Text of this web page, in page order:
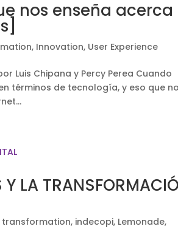
nos enseña acerca
, Innovation, User Experience
por Luis Chipana y Percy Perea Cuando
términos de tecnología, y eso que
Y LA
transformation, indecopi, Lemonade,